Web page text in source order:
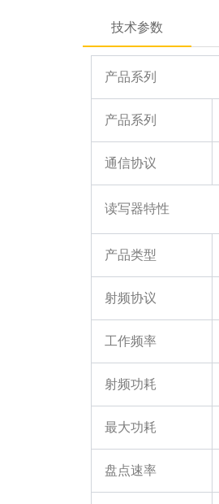
技术参数
产品系列
产品系列
通信协议
读写器特性
产品类型
射频协议
工作频率
射频功耗
最大功耗
盘点速率